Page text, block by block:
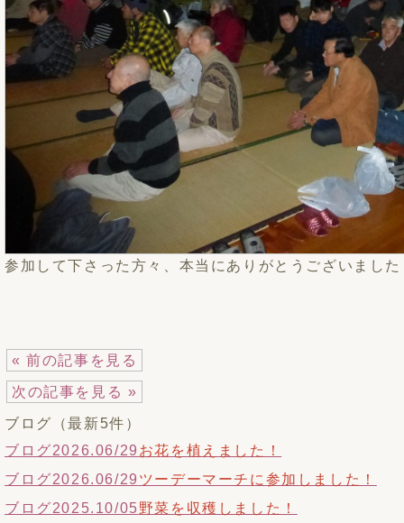
参加して下さった方々、本当にありがとうございました
« 前の記事を見る
次の記事を見る »
ブログ（最新5件）
ブログ2026.06/29 お花を植えました！
ブログ2026.06/29 ツーデーマーチに参加しました！
ブログ2025.10/05野菜を収穫しました！